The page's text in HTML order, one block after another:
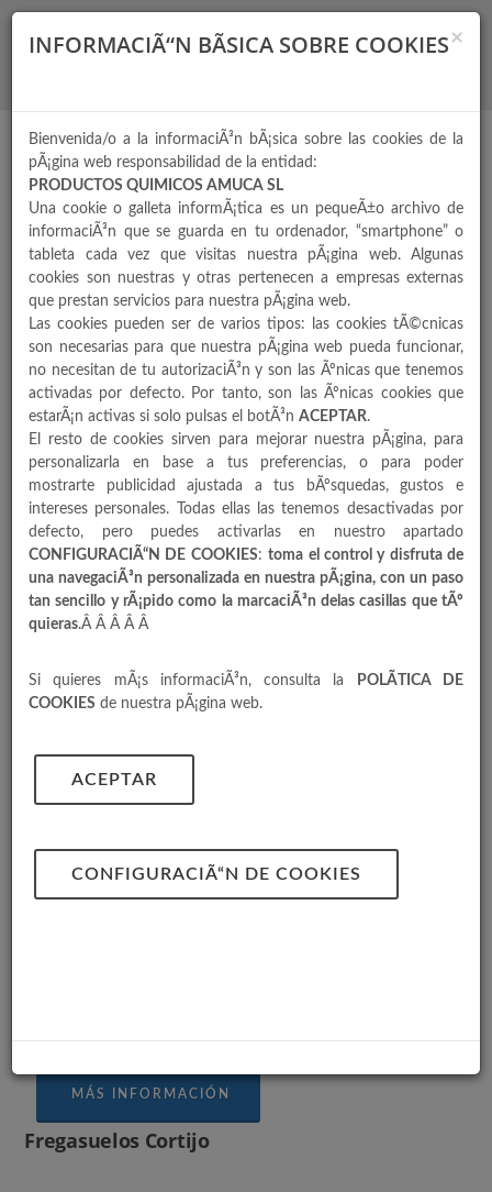
×
INFORMACIÃ“N BÃSICA SOBRE COOKIES
Bienvenida/o a la informaciÃ³n bÃ¡sica sobre las cookies de la
pÃ¡gina web responsabilidad de la entidad:
PRODUCTOS QUIMICOS AMUCA SL
Una cookie o galleta informÃ¡tica es un pequeÃ±o archivo de
informaciÃ³n que se guarda en tu ordenador, “smartphone” o
tableta cada vez que visitas nuestra pÃ¡gina web. Algunas
cookies son nuestras y otras pertenecen a empresas externas
que prestan servicios para nuestra pÃ¡gina web.
Las cookies pueden ser de varios tipos: las cookies tÃ©cnicas
son necesarias para que nuestra pÃ¡gina web pueda funcionar,
no necesitan de tu autorizaciÃ³n y son las Ãºnicas que tenemos
activadas por defecto. Por tanto, son las Ãºnicas cookies que
estarÃ¡n activas si solo pulsas el botÃ³n ACEPTAR.
El resto de cookies sirven para mejorar nuestra pÃ¡gina, para
personalizarla en base a tus preferencias, o para poder
mostrarte publicidad ajustada a tus bÃºsquedas, gustos e
intereses personales. Todas ellas las tenemos desactivadas por
defecto, pero puedes activarlas en nuestro apartado
CONFIGURACIÃ“N DE COOKIES:toma el control y disfruta de
una navegaciÃ³n personalizada en nuestra pÃ¡gina, con un paso
tan sencillo y rÃ¡pido como la marcaciÃ³n delas casillas que tÃº
quieras.Â Â Â Â Â
Si quieres mÃ¡s informaciÃ³n, consulta la
POLÃTICA DE
COOKIES de nuestra pÃ¡gina web.
ACEPTAR
CONFIGURACIÃ“N DE COOKIES
Pino
FORMATO 1,5 LITROS | CAJA 8 UDS | PALET 48
CAJAS.
MÁS INFORMACIÓN
Fregasuelos Cortijo